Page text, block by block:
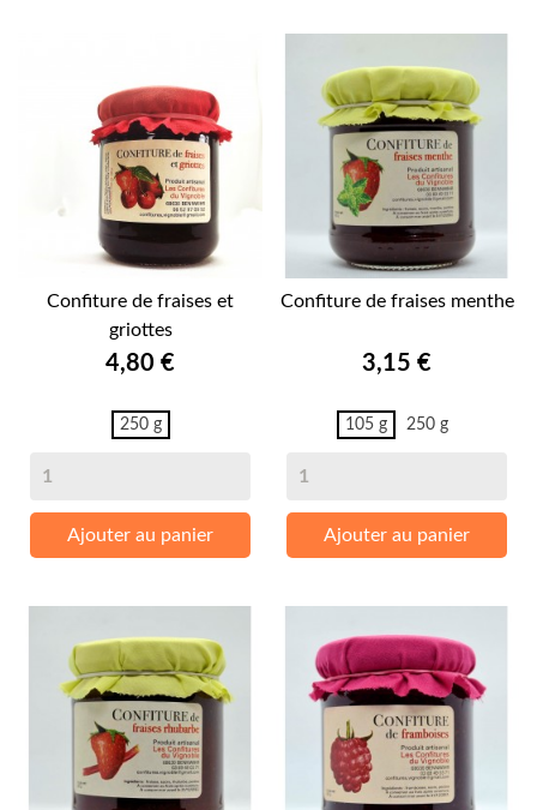
Confiture de fraises et
griottes
Prix
4,80 €
250 g
Ajouter au panier
Confiture de fraises menthe
Prix
3,15 €
105 g 250 g
Ajouter au panier